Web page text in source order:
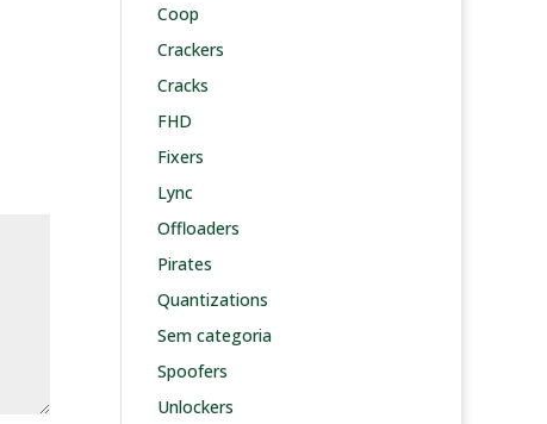
Coop
Crackers
Cracks
FHD
Fixers
Lync
Offloaders
Pirates
Quantizations
Sem categoria
Spoofers
Unlockers